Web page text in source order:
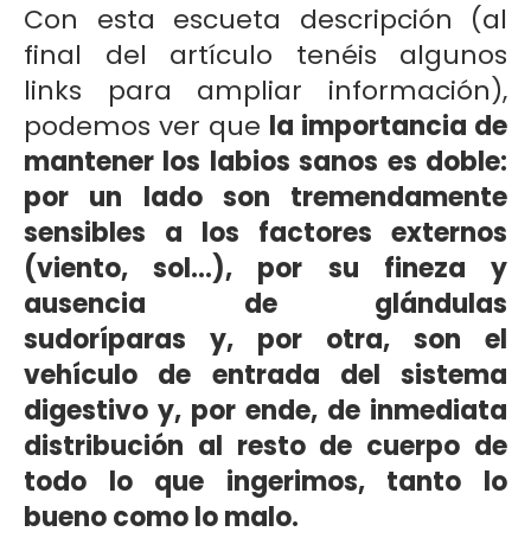
Con esta escueta descripción (al
final del artículo tenéis algunos
links para ampliar información),
podemos ver que la importancia de
mantener los labios sanos es doble:
por un lado son tremendamente
sensibles a los factores externos
(viento, sol…), por su fineza y
ausencia de glándulas
sudoríparas y, por otra, son el
vehículo de entrada del sistema
digestivo y, por ende, de inmediata
distribución al resto de cuerpo de
todo lo que ingerimos, tanto lo
bueno como lo malo.